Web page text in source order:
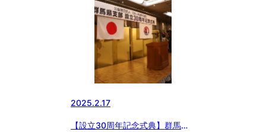
2025.2.17
【設立30周年記念式典】群馬県